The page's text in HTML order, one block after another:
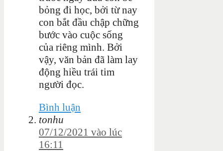
bỏng đi học, bởi từ nay
con bắt đầu chập chững
bước vào cuộc sống
của riêng mình. Bởi
vậy, văn bản đã làm lay
động hiều trái tim
người đọc.
Bình luận
tonhu
07/12/2021 vào lúc
16:11